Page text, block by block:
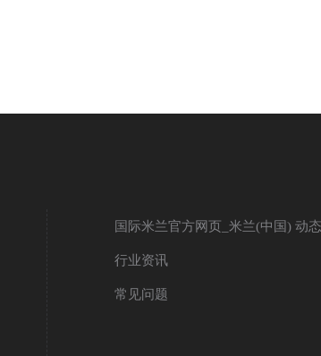
国际米兰官方网页_米兰(中国) 动态
行业资讯
常见问题